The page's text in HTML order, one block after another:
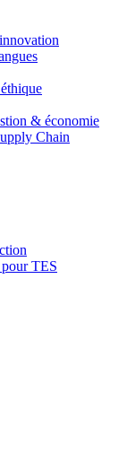
& économie
Chain
pour TES